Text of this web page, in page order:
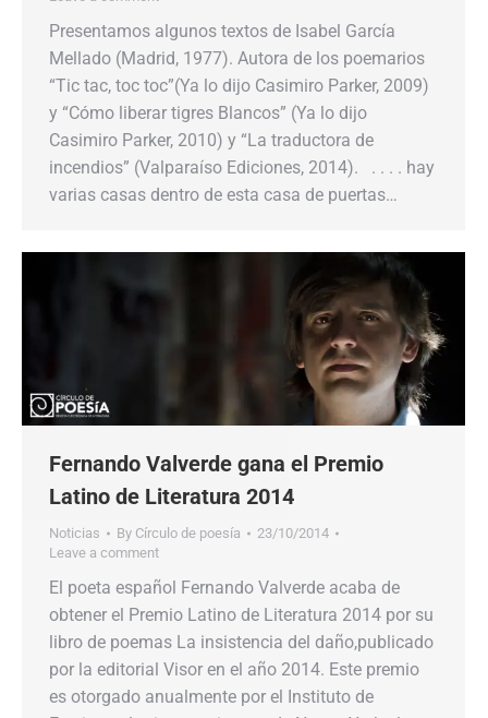
Presentamos algunos textos de Isabel García
Mellado (Madrid, 1977). Autora de los poemarios
“Tic tac, toc toc”(Ya lo dijo Casimiro Parker, 2009)
y “Cómo liberar tigres Blancos” (Ya lo dijo
Casimiro Parker, 2010) y “La traductora de
incendios” (Valparaíso Ediciones, 2014). . . . . hay
varias casas dentro de esta casa de puertas…
Fernando Valverde gana el Premio
Latino de Literatura 2014
Noticias By Círculo de poesía
23/10/2014
Leave a comment
El poeta español Fernando Valverde acaba de
obtener el Premio Latino de Literatura 2014 por su
libro de poemas La insistencia del daño,publicado
por la editorial Visor en el año 2014. Este premio
es otorgado anualmente por el Instituto de